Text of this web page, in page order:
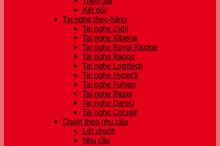
Kết nối
Tai nghe theo hãng
Tai nghe Zidli
Tai nghe Xiberia
Tai nghe Royal Kludge
Tai nghe Rapoo
Tai nghe Logitech
Tai nghe HyperX
Tai nghe Fuhlen
Tai nghe Razer
Tai nghe DareU
Tai nghe Corsair
Chuột theo nhu cầu
Lót chuột
Nhu cầu